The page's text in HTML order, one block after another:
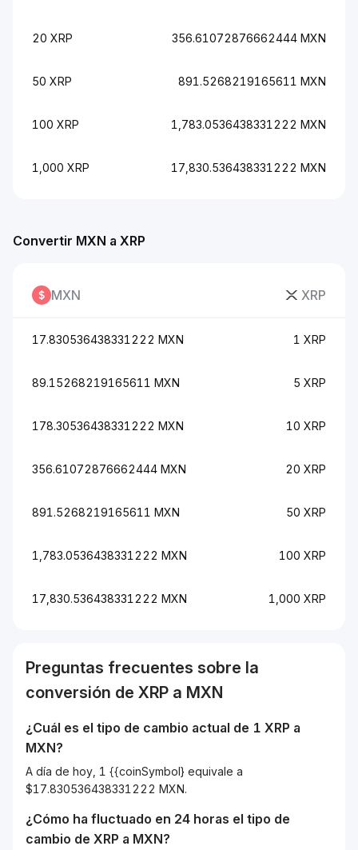
20 XRP 356.61072876662444 MXN
50 XRP 891.5268219165611 MXN
100 XRP 1,783.0536438331222 MXN
1,000 XRP 17,830.536438331222 MXN
Convertir MXN a XRP
MXN XRP
17.830536438331222 MXN 1 XRP
89.15268219165611 MXN 5 XRP
178.30536438331222 MXN 10 XRP
356.61072876662444 MXN 20 XRP
891.5268219165611 MXN 50 XRP
1,783.0536438331222 MXN 100 XRP
17,830.536438331222 MXN 1,000 XRP
Preguntas frecuentes sobre la
conversión de XRP a MXN
¿Cuál es el tipo de cambio actual de 1 XRP a
MXN?
A día de hoy, 1 {{coinSymbol} equivale a
$17.830536438331222 MXN.
¿Cómo ha fluctuado en 24 horas el tipo de
cambio de XRP a MXN?